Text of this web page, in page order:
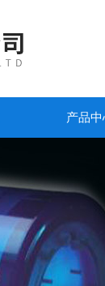
产品中